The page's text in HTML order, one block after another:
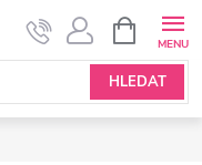
HLEDAT
NÁKUPNÍ
KOŠÍK